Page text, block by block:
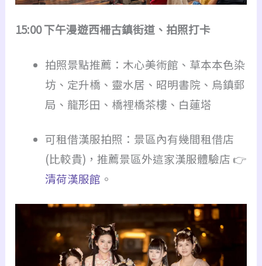
15:00 下午漫遊西柵古鎮街道、拍照打卡
拍照景點推薦：木心美術館、草本本色染
坊、定升橋、靈水居、昭明書院、烏鎮郵
局、龍形田、橋裡橋茶樓、白蓮塔
可租借漢服拍照：景區內有幾間租借店
(比較貴)，推薦景區外這家漢服體驗店 👉
清荷漢服館 。